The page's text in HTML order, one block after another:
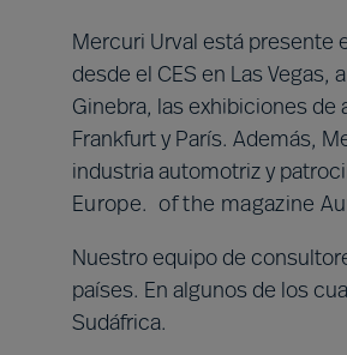
Mercuri Urval está presente
desde el CES en Las Vegas,
Ginebra, las exhibiciones de
Frankfurt y París. Además,
industria automotriz y
Europe.
of the magazine
Nuestro equipo de
países. En algunos de los
Sudáfrica.